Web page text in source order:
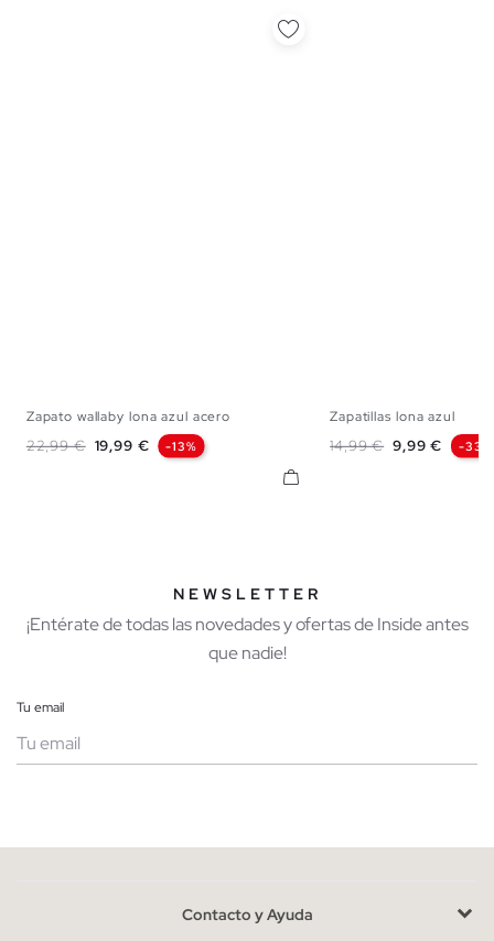
Zapato wallaby lona azul acero
Precio base
22,99 € Precio
19,99 € -13%
Zapatillas lona azul
Precio base
14,99 € Precio
9,99 € -33%
NEWSLETTER
¡Entérate de todas las novedades y ofertas de Inside antes
que nadie!
Tu email
He leído y entiendo lapolítica de privacidad
Contacto y Ayuda